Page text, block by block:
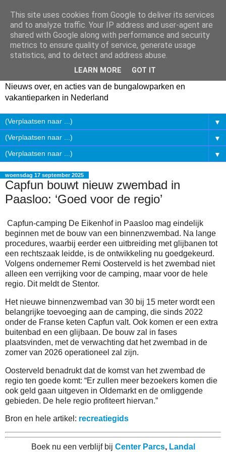
Nieuws over, en acties van de bungalowparken en
vakantieparken in Nederland
▼
▼
▼
woensdag 17 september 2025
Capfun bouwt nieuw zwembad in
Paasloo: ‘Goed voor de regio’
Capfun-camping De Eikenhof in Paasloo mag eindelijk
beginnen met de bouw van een binnenzwembad. Na lange
procedures, waarbij eerder een uitbreiding met glijbanen tot
een rechtszaak leidde, is de ontwikkeling nu goedgekeurd.
Volgens ondernemer Remi Oosterveld is het zwembad niet
alleen een verrijking voor de camping, maar voor de hele
regio. Dit meldt de Stentor.
Het nieuwe binnenzwembad van 30 bij 15 meter wordt een
belangrijke toevoeging aan de camping, die sinds 2022
onder de Franse keten Capfun valt. Ook komen er een extra
buitenbad en een glijbaan. De bouw zal in fases
plaatsvinden, met de verwachting dat het zwembad in de
zomer van 2026 operationeel zal zijn.
Oosterveld benadrukt dat de komst van het zwembad de
regio ten goede komt: “Er zullen meer bezoekers komen die
ook geld gaan uitgeven in Oldemarkt en de omliggende
gebieden. De hele regio profiteert hiervan.”
Bron en hele artikel: recreatiegids
Boek nu een verblijf bij Center Parcs, Landal
This site uses cookies from Google to deliver its services
and to analyze traffic. Your IP address and user-agent are
shared with Google along with performance and security
metrics to ensure quality of service, generate usage
statistics, and to detect and address abuse.
LEARN MORE GOT IT